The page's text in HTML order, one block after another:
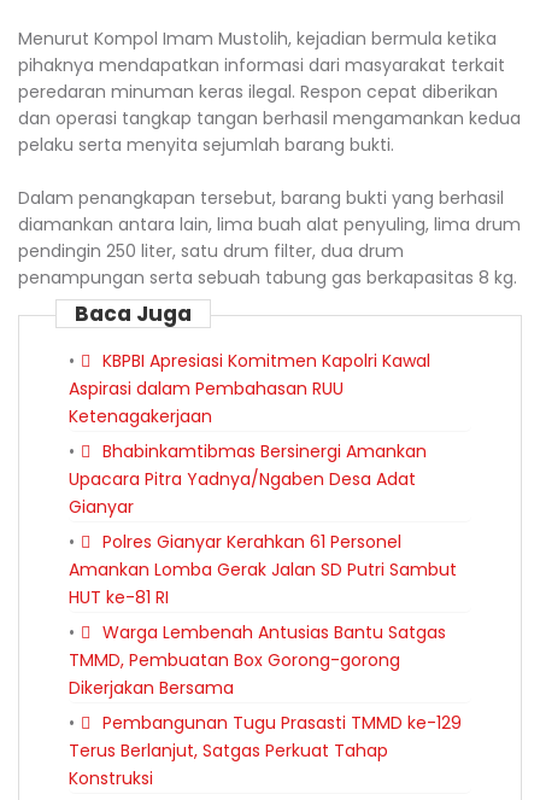
Menurut Kompol Imam Mustolih, kejadian bermula ketika
pihaknya mendapatkan informasi dari masyarakat terkait
peredaran minuman keras ilegal. Respon cepat diberikan
dan operasi tangkap tangan berhasil mengamankan kedua
pelaku serta menyita sejumlah barang bukti.
Dalam penangkapan tersebut, barang bukti yang berhasil
diamankan antara lain, lima buah alat penyuling, lima drum
pendingin 250 liter, satu drum filter, dua drum
penampungan serta sebuah tabung gas berkapasitas 8 kg.
Baca Juga
KBPBI Apresiasi Komitmen Kapolri Kawal
Aspirasi dalam Pembahasan RUU
Ketenagakerjaan
Bhabinkamtibmas Bersinergi Amankan
Upacara Pitra Yadnya/Ngaben Desa Adat
Gianyar
Polres Gianyar Kerahkan 61 Personel
Amankan Lomba Gerak Jalan SD Putri Sambut
HUT ke-81 RI
Warga Lembenah Antusias Bantu Satgas
TMMD, Pembuatan Box Gorong-gorong
Dikerjakan Bersama
Pembangunan Tugu Prasasti TMMD ke-129
Terus Berlanjut, Satgas Perkuat Tahap
Konstruksi